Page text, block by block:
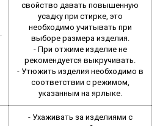
свойство давать повышенную
усадку при стирке, это
необходимо учитывать при
выборе размера изделия.
- При отжиме изделие не
рекомендуется выкручивать.
- Утюжить изделия необходимо в
соответствии с режимом,
указанным на ярлыке.
- Ухаживать за изделиями с